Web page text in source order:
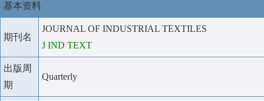
基本资料
期刊名
JOURNAL OF INDUSTRIAL TEXTILES
J IND TEXT
出版周
期
Quarterly